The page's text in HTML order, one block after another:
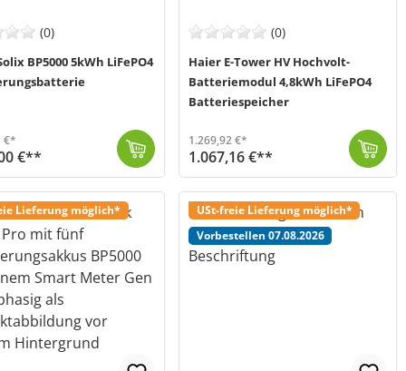
(0)
BP5000 5kWh LiFePO4
€*
€**
(0)
Haier E-Tower HV Hochvolt-
Batteriemodul 4,8kWh LiFePO4
Batteriespeicher
1.269,92 €*
1.067,16 €**
Lieferung möglich*
USt-freie Lieferung möglich*
Vorbestellen 07.08.2026